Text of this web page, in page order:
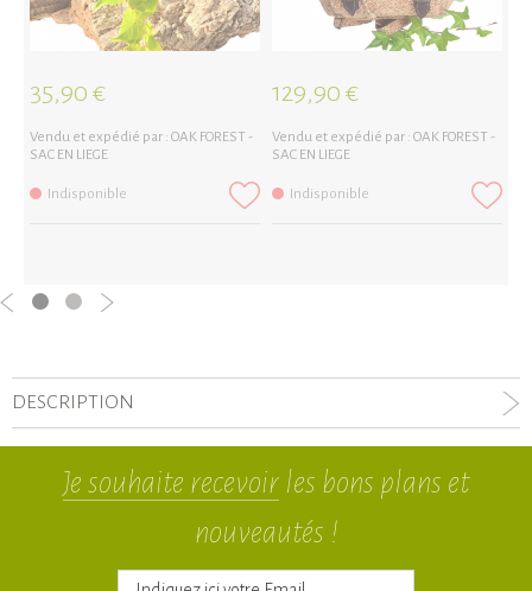
35,90 €
Vendu et expédié par : OAK FOREST -
SAC EN LIEGE
Indisponible
129,90 €
Vendu et expédié par : OAK FOREST -
SAC EN LIEGE
Indisponible
DESCRIPTION
Je souhaite recevoirles bons plans et
nouveautés !